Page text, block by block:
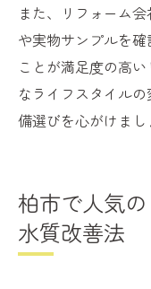
また、リフォーム
や実物サンプルを
ことが満足度の高
なライフスタイル
備選びを心がけまし
柏市で人気
水質改善法